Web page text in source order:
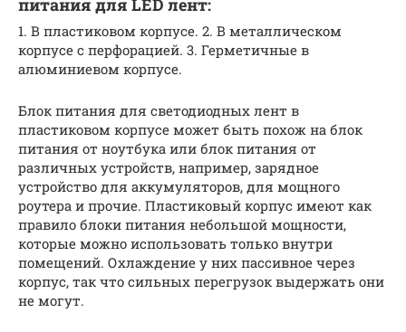
питания для LED лент:
1. В пластиковом корпусе. 2. В металлическом
корпусе с перфорацией. 3. Герметичные в
алюминиевом корпусе.
Блок питания для светодиодных лент в
пластиковом корпусе может быть похож на блок
питания от ноутбука или блок питания от
различных устройств, например, зарядное
устройство для аккумуляторов, для мощного
роутера и прочие. Пластиковый корпус имеют как
правило блоки питания небольшой мощности,
которые можно использовать только внутри
помещений. Охлаждение у них пассивное через
корпус, так что сильных перегрузок выдержать они
не могут.